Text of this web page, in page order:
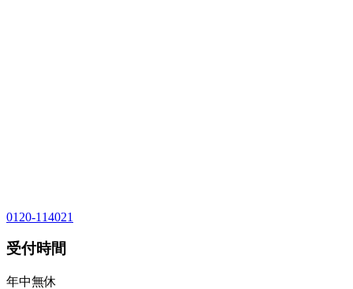
0120-114021
受付時間
年中無休